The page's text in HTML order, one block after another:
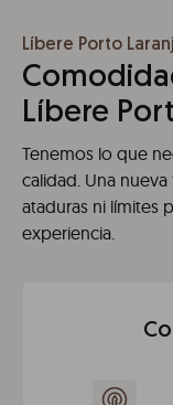
Líbere Porto
Líbere
Tenemos lo que
calidad. Una
ataduras ni límites
experiencia.